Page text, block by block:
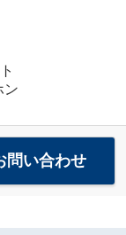
ン
問い合わせ